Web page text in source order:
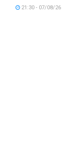
21:30 - 07/08/26